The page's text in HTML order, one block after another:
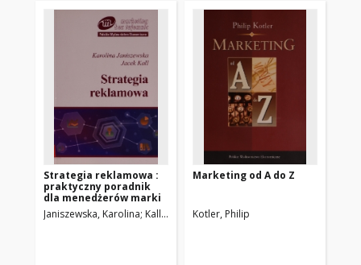
Strategia reklamowa :
praktyczny poradnik
dla menedżerów marki
Janiszewska, Karolina Kall, Jacek
Marketing od A do Z
Kotler, Philip